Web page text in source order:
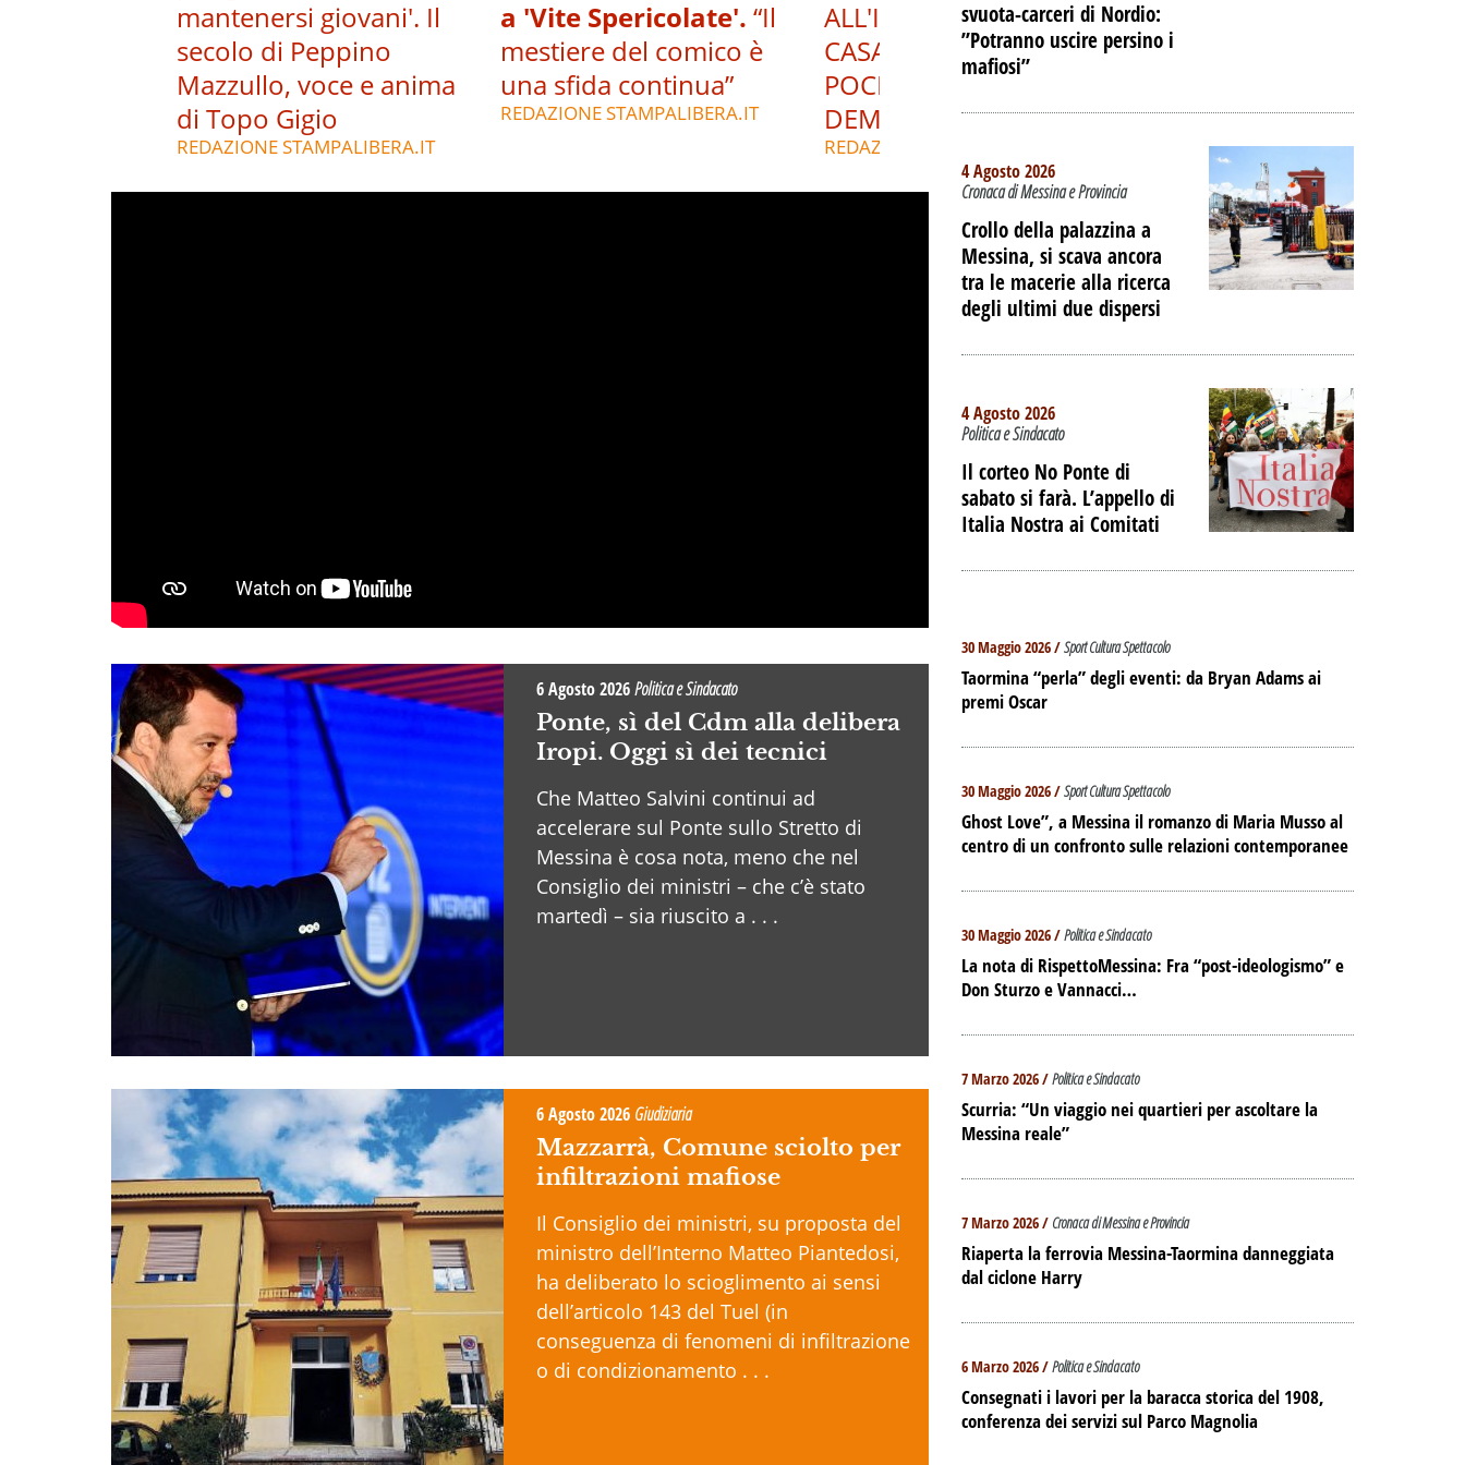
mantenersi giovani'. Il
secolo di Peppino
Mazzullo, voce e anima
di Topo Gigio
REDAZIONE STAMPALIBERA.IT
a 'Vite Spericolate'. “Il
mestiere del comico è
una sfida continua”
REDAZIONE STAMPALIBERA.IT
ALL'INTERNO DELL'EX
CASA DEL PORTUALE A
POCHE ORE DALLA
DEMOLIZIONE
REDAZIONE STAMPALIBERA.IT
6 Agosto 2026Politica e Sindacato
Ponte, sì del Cdm alla delibera
Iropi. Oggi sì dei tecnici
Che Matteo Salvini continui ad
accelerare sul Ponte sullo Stretto di
Messina è cosa nota, meno che nel
Consiglio dei ministri – che c’è stato
martedì – sia riuscito a . . .
6 Agosto 2026 Giudiziaria
Mazzarrà, Comune sciolto per
infiltrazioni mafiose
Il Consiglio dei ministri, su proposta del
ministro dell’Interno Matteo Piantedosi,
ha deliberato lo scioglimento ai sensi
dell’articolo 143 del Tuel (in
conseguenza di fenomeni di infiltrazione
o di condizionamento . . .
svuota-carceri di Nordio:
”Potranno uscire persino i
mafiosi”
4 Agosto 2026
Cronaca di Messina e Provincia
Crollo della palazzina a
Messina, si scava ancora
tra le macerie alla ricerca
degli ultimi due dispersi
4 Agosto 2026
Politica e Sindacato
Il corteo No Ponte di
sabato si farà. L’appello di
Italia Nostra ai Comitati
30 Maggio 2026 /Sport Cultura Spettacolo
Taormina “perla” degli eventi: da Bryan Adams ai
premi Oscar
30 Maggio 2026 /Sport Cultura Spettacolo
Ghost Love”, a Messina il romanzo di Maria Musso al
centro di un confronto sulle relazioni contemporanee
30 Maggio 2026 /Politica e Sindacato
La nota di RispettoMessina: Fra “post-ideologismo” e
Don Sturzo e Vannacci…
7 Marzo 2026 /Politica e Sindacato
Scurria: “Un viaggio nei quartieri per ascoltare la
Messina reale”
7 Marzo 2026 / Cronaca di Messina e Provincia
Riaperta la ferrovia Messina-Taormina danneggiata
dal ciclone Harry
6 Marzo 2026 /Politica e Sindacato
Consegnati i lavori per la baracca storica del 1908,
conferenza dei servizi sul Parco Magnolia